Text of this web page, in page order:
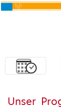
Unser